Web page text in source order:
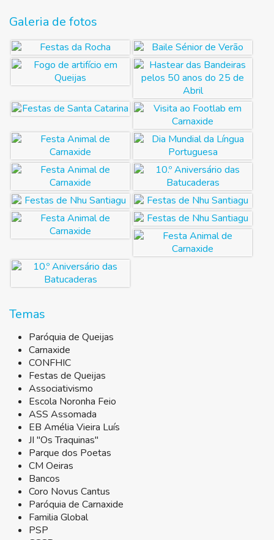
Galeria de fotos
Temas
Paróquia de Queijas
Carnaxide
CONFHIC
Festas de Queijas
Associativismo
Escola Noronha Feio
ASS Assomada
EB Amélia Vieira Luís
JI "Os Traquinas"
Parque dos Poetas
CM Oeiras
Bancos
Coro Novus Cantus
Paróquia de Carnaxide
Familia Global
PSP